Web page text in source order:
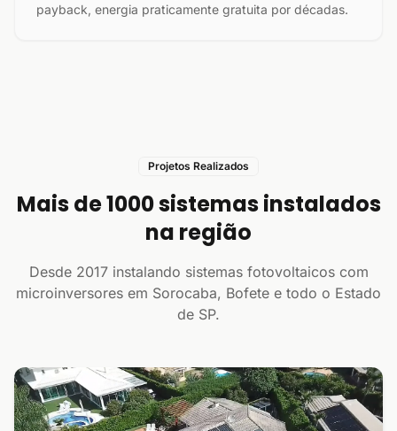
payback, energia praticamente gratuita por décadas.
Projetos Realizados
Mais de 1000 sistemas instalados
na região
Desde 2017 instalando sistemas fotovoltaicos com
microinversores em Sorocaba, Bofete e todo o Estado
de SP.